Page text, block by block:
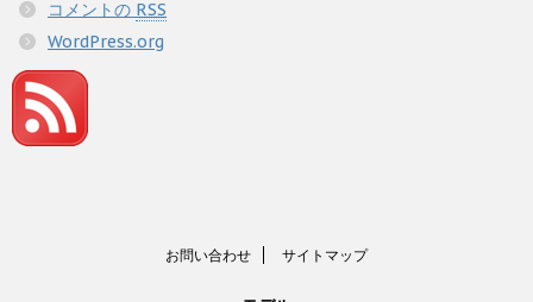
コメントの RSS
WordPress.org
お問い合わせ サイトマップ